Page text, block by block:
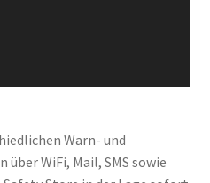
Warn- und
WiFi, Mail, SMS sowie